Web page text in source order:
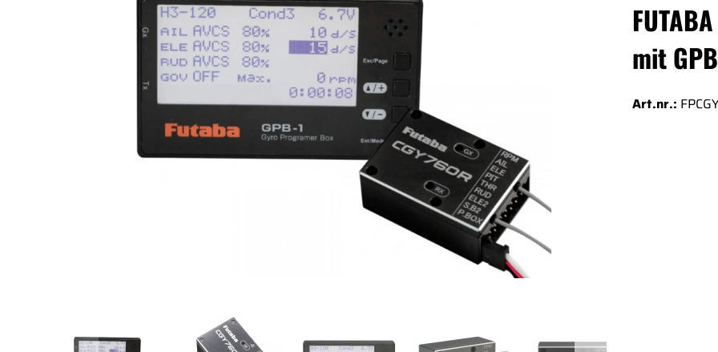
mit
Art.nr.: